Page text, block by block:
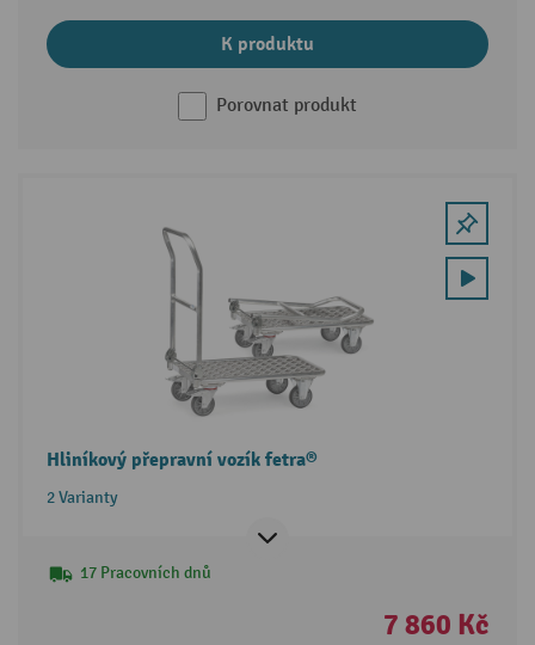
K produktu
Porovnat produkt
Hliníkový přepravní vozík fetra®
2 Varianty
17 Pracovních dnů
7 860 Kč